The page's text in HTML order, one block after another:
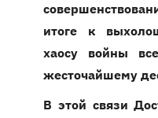
итоге к
хаосу войны
жесточайшему
В этой связи